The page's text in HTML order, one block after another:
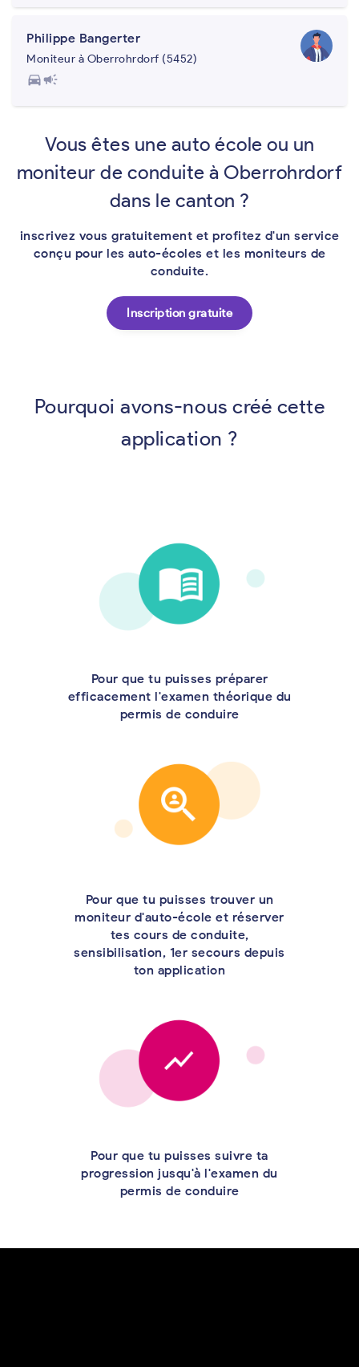
Philippe Bangerter
Moniteur à Oberrohrdorf (5452)
directions_carcampaign
Vous êtes une auto école ou un
moniteur de conduite à Oberrohrdorf
dans le canton ?
inscrivez vous gratuitement et profitez d'un service
conçu pour les auto-écoles et les moniteurs de
conduite.
Inscription gratuite
Pourquoi avons-nous créé cette
application ?
Pour que tu puisses préparer
efficacement l'examen théorique du
permis de conduire
Pour que tu puisses trouver un
moniteur d'auto-école et réserver
tes cours de conduite,
sensibilisation, 1er secours depuis
ton application
Pour que tu puisses suivre ta
progression jusqu'à l'examen du
permis de conduire